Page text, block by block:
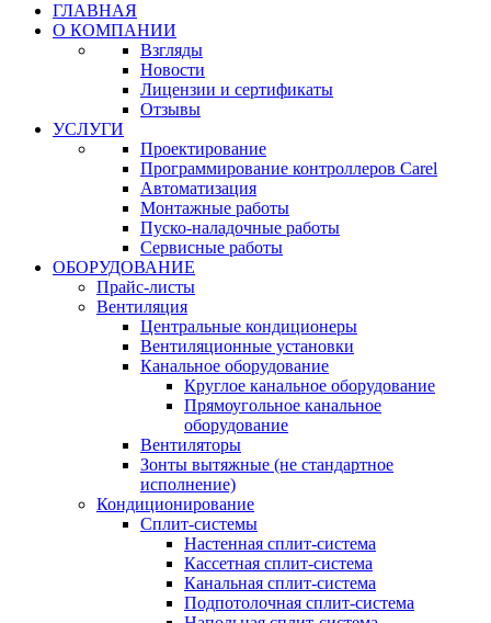
ГЛАВНАЯ
О КОМПАНИИ
Взгляды
Новости
Лицензии и сертификаты
Отзывы
УСЛУГИ
Проектирование
Программирование контроллеров Carel
Автоматизация
Монтажные работы
Пуско-наладочные работы
Сервисные работы
ОБОРУДОВАНИЕ
Прайс-листы
Вентиляция
Центральные кондиционеры
Вентиляционные установки
Канальное оборудование
Круглое канальное оборудование
Прямоугольное канальное
оборудование
Вентиляторы
Зонты вытяжные (не стандартное
исполнение)
Кондиционирование
Сплит-системы
Настенная сплит-система
Кассетная сплит-система
Канальная сплит-система
Подпотолочная сплит-система